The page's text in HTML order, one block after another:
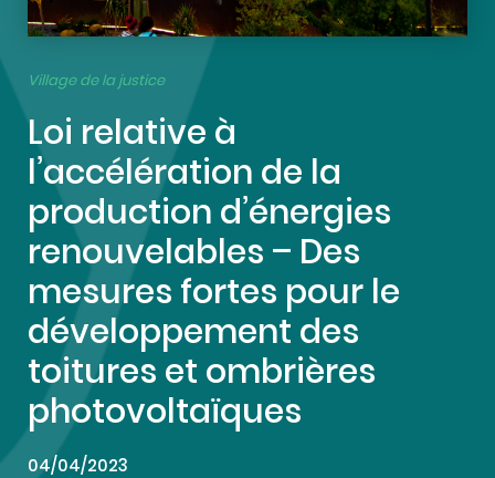
Village de la justice
Loi relative à
l’accélération de la
production d’énergies
renouvelables – Des
mesures fortes pour le
développement des
toitures et ombrières
photovoltaïques
04/04/2023